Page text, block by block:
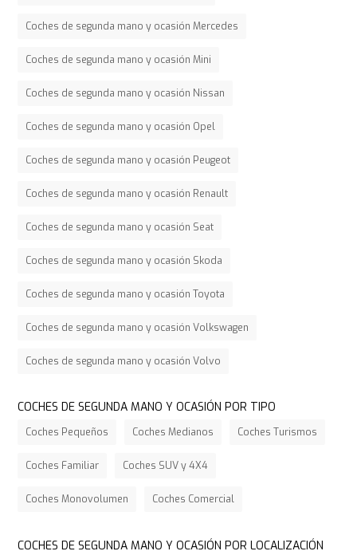
Coches de segunda mano y ocasión Mercedes
Coches de segunda mano y ocasión Mini
Coches de segunda mano y ocasión Nissan
Coches de segunda mano y ocasión Opel
Coches de segunda mano y ocasión Peugeot
Coches de segunda mano y ocasión Renault
Coches de segunda mano y ocasión Seat
Coches de segunda mano y ocasión Skoda
Coches de segunda mano y ocasión Toyota
Coches de segunda mano y ocasión Volkswagen
Coches de segunda mano y ocasión Volvo
COCHES DE SEGUNDA MANO Y OCASIÓN POR TIPO
Coches Pequeños Coches Medianos Coches Turismos
Coches Familiar Coches SUV y 4X4
Coches Monovolumen Coches Comercial
COCHES DE SEGUNDA MANO Y OCASIÓN POR LOCALIZACIÓN